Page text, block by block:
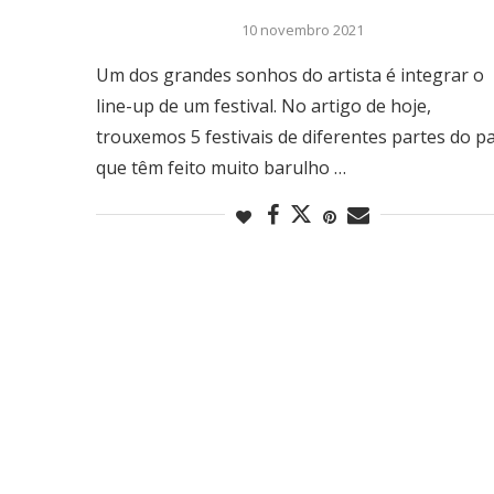
10 novembro 2021
Um dos grandes sonhos do artista é integrar o
line-up de um festival. No artigo de hoje,
trouxemos 5 festivais de diferentes partes do
que têm feito muito barulho …